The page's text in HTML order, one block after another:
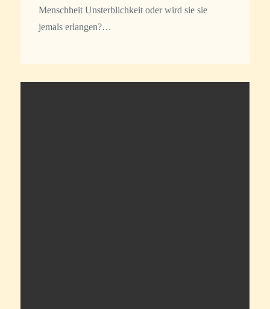
Menschheit Unsterblichkeit oder wird sie sie
jemals erlangen?…